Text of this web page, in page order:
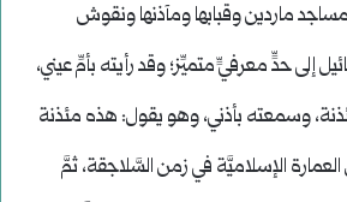
ماردين وقبابها ومآذنها ونقوش
إلى حدٍّ معرفيٍّ متميِّز؛ وقد رأيته بأمِّ عيني،
وسمعته بأذني، وهو يقول: هذه مئذنة
الإسلاميَّة في زمن السَّلاجقة، ثمَّ